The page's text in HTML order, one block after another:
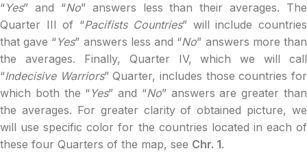
“Yes” and “No” answers less than their averages. The
Quarter III of “Pacifists Countries” will include countries
that gave “Yes” answers less and “No” answers more than
the averages. Finally, Quarter IV, which we will call
“Indecisive Warriors” Quarter, includes those countries for
which both the “Yes” and “No” answers are greater than
the averages. For greater clarity of obtained picture, we
will use specific color for the countries located in each of
these four Quarters of the map, see Chr. 1.